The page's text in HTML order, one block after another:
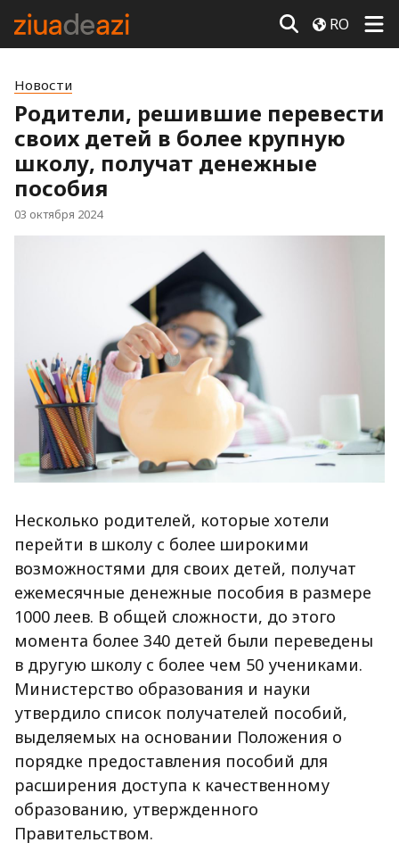
RO
Новости
Родители, решившие перевести
своих детей в более крупную
школу, получат денежные
пособия
03 октября 2024
Несколько родителей, которые хотели
перейти в школу с более широкими
возможностями для своих детей, получат
ежемесячные денежные пособия в размере
1000 леев. В общей сложности, до этого
момента более 340 детей были переведены
в другую школу с более чем 50 учениками.
Министерство образования и науки
утвердило список получателей пособий,
выделяемых на основании Положения о
порядке предоставления пособий для
расширения доступа к качественному
образованию, утвержденного
Правительством.